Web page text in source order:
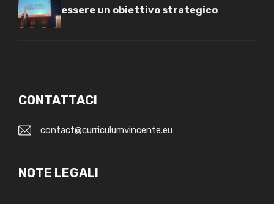
essere un obiettivo strategico
CONTATTACI
contact@curriculumvincente.eu
NOTE LEGALI